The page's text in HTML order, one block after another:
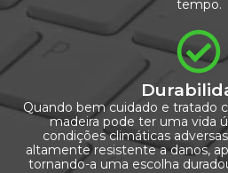
tempo.
Quando bem cuidado e tratado
madeira pode ter uma vida
condições climáticas
altamente resistente a danos,
tornando-a uma escolha